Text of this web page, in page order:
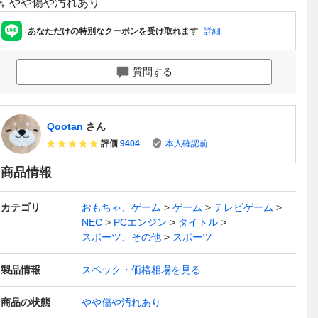
やや傷や汚れあり
あなただけの特別なクーポンを受け取れます 詳細
質問する
Qootan さん
評価 9404 本人確認前
商品情報
カテゴリ おもちゃ、ゲーム ゲーム
テレビゲーム
NEC
PCエンジン
タイトル
スポーツ、その他
スポーツ
製品情報 スペック・価格相場を見る
商品の状態 やや傷や汚れあり